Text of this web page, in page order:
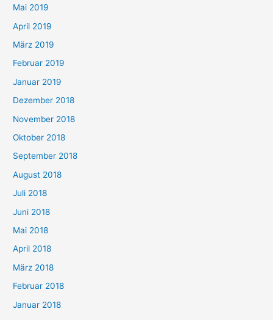
Mai 2019
April 2019
März 2019
Februar 2019
Januar 2019
Dezember 2018
November 2018
Oktober 2018
September 2018
August 2018
Juli 2018
Juni 2018
Mai 2018
April 2018
März 2018
Februar 2018
Januar 2018